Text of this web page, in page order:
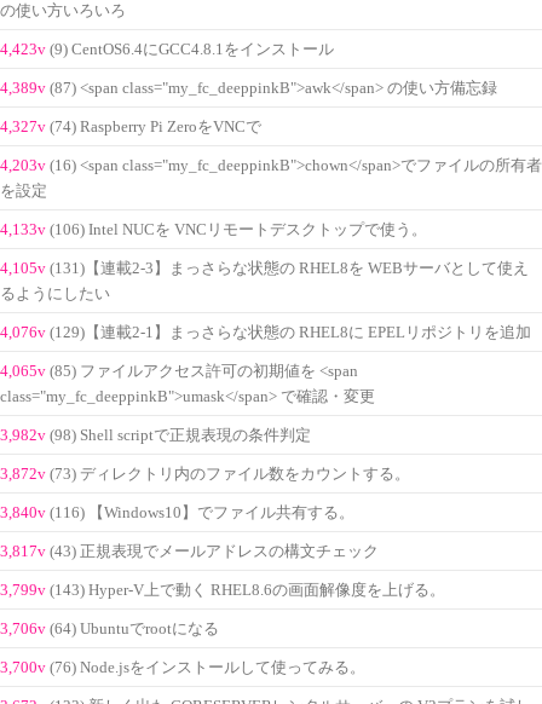
の使い方いろいろ
4,423v (9) CentOS6.4にGCC4.8.1をインストール
4,389v (87) <span class="my_fc_deeppinkB">awk</span> の使い方備忘録
4,327v (74) Raspberry Pi ZeroをVNCで
4,203v (16) <span class="my_fc_deeppinkB">chown</span>でファイルの所有者
を設定
4,133v (106) Intel NUCを VNCリモートデスクトップで使う。
4,105v (131)【連載2-3】まっさらな状態の RHEL8を WEBサーバとして使え
るようにしたい
4,076v (129)【連載2-1】まっさらな状態の RHEL8に EPELリポジトリを追加
4,065v (85) ファイルアクセス許可の初期値を <span
class="my_fc_deeppinkB">umask</span> で確認・変更
3,982v (98) Shell scriptで正規表現の条件判定
3,872v (73) ディレクトリ内のファイル数をカウントする。
3,840v (116) 【Windows10】でファイル共有する。
3,817v (43) 正規表現でメールアドレスの構文チェック
3,799v (143) Hyper-V上で動く RHEL8.6の画面解像度を上げる。
3,706v (64) Ubuntuでrootになる
3,700v (76) Node.jsをインストールして使ってみる。